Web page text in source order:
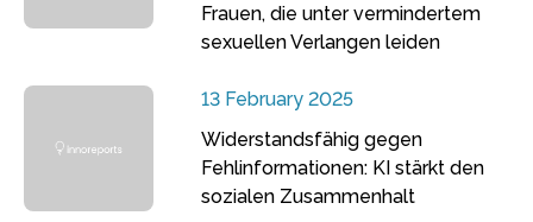
Frauen, die unter vermindertem
sexuellen Verlangen leiden
13 February 2025
Widerstandsfähig gegen
Fehlinformationen: KI stärkt den
sozialen Zusammenhalt